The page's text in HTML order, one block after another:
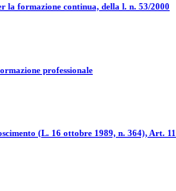
la formazione continua, della l. n. 53/2000
professionale
(L. 16 ottobre 1989, n. 364), Art. 11